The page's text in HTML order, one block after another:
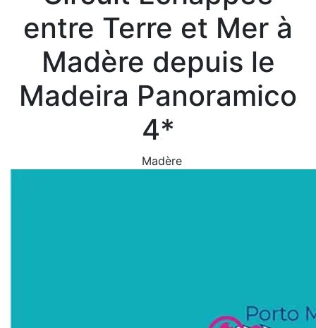
entre Terre et Mer à
Madère depuis le
Madeira Panoramico
4*
Madère